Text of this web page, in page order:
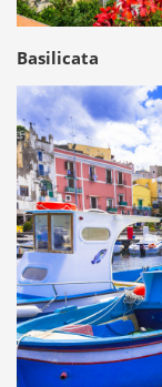
Basilicata